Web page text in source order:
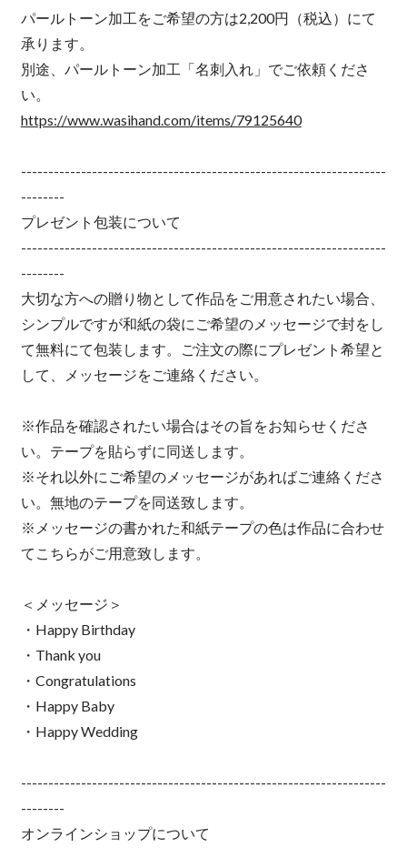
パールトーン加工をご希望の方は2,200円（税込）にて
承ります。
別途、パールトーン加工「名刺入れ」でご依頼くださ
い。
https://www.wasihand.com/items/79125640
-------------------------------------------------------------------
--------
プレゼント包装について
-------------------------------------------------------------------
--------
大切な方への贈り物として作品をご用意されたい場合、
シンプルですが和紙の袋にご希望のメッセージで封をし
て無料にて包装します。ご注文の際にプレゼント希望と
して、メッセージをご連絡ください。
※作品を確認されたい場合はその旨をお知らせくださ
い。テープを貼らずに同送します。
※それ以外にご希望のメッセージがあればご連絡くださ
い。無地のテープを同送致します。
※メッセージの書かれた和紙テープの色は作品に合わせ
てこちらがご用意致します。
＜メッセージ＞
・Happy Birthday
・Thank you
・Congratulations
・Happy Baby
・Happy Wedding
-------------------------------------------------------------------
--------
オンラインショップについて